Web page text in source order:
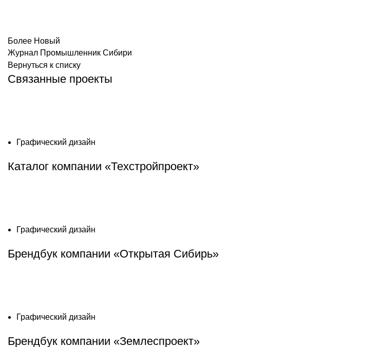
Более Новый
Журнал Промышленник Сибири
Вернуться к списку
Связанные проекты
Графический дизайн
Каталог компании «Техстройпроект»
Графический дизайн
Брендбук компании «Открытая Сибирь»
Графический дизайн
Брендбук компании «Землеспроект»